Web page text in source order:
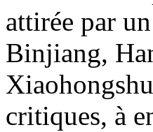
attirée par
Binjiang,
critiques, à